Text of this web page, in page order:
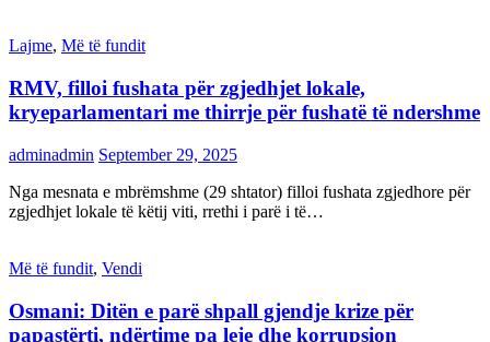
Lajme, Më të fundit
RMV, filloi fushata për zgjedhjet lokale,
kryeparlamentari me thirrje për fushatë të ndershme
adminadmin September 29, 2025
Nga mesnata e mbrëmshme (29 shtator) filloi fushata zgjedhore për
zgjedhjet lokale të këtij viti, rrethi i parë i të…
Më të fundit, Vendi
Osmani: Ditën e parë shpall gjendje krize për
papastërti, ndërtime pa leje dhe korrupsion